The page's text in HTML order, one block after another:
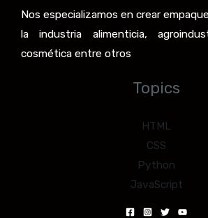
Nos especializamos en crear
la industria alimenticia,
cosmética entre otros
Topics
HTML
CSS
Python
JavaScript